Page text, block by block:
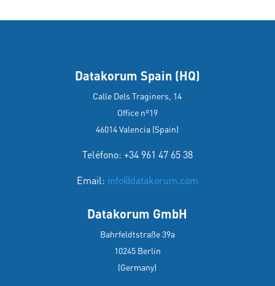
Datakorum Spain (HQ)
Calle Dels Traginers, 14
Office nº19
46014 Valencia (Spain)
Teléfono: +34 961 47 65 38
Email: info@datakorum.com
Datakorum GmbH
Bahrfeldtstraße 39a
10245 Berlin
(Germany)